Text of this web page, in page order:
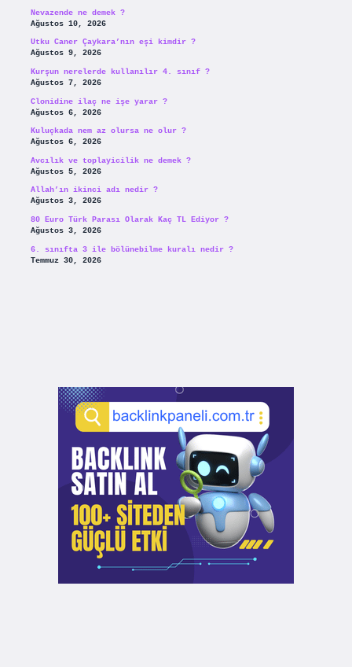
Nevazende ne demek ?
Ağustos 10, 2026
Utku Caner Çaykara’nın eşi kimdir ?
Ağustos 9, 2026
Kurşun nerelerde kullanılır 4. sınıf ?
Ağustos 7, 2026
Clonidine ilaç ne işe yarar ?
Ağustos 6, 2026
Kuluçkada nem az olursa ne olur ?
Ağustos 6, 2026
Avcılık ve toplayicilik ne demek ?
Ağustos 5, 2026
Allah’ın ikinci adı nedir ?
Ağustos 3, 2026
80 Euro Türk Parası Olarak Kaç TL Ediyor ?
Ağustos 3, 2026
6. sınıfta 3 ile bölünebilme kuralı nedir ?
Temmuz 30, 2026